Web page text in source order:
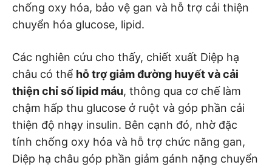
chống oxy hóa, bảo vệ gan và hỗ trợ cải thiện
chuyển hóa glucose, lipid.
Các nghiên cứu cho thấy, chiết xuất Diệp hạ
châu có thể hỗ trợ giảm đường huyết và cải
thiện chỉ số lipid máu, thông qua cơ chế làm
chậm hấp thu glucose ở ruột và góp phần cải
thiện độ nhạy insulin. Bên cạnh đó, nhờ đặc
tính chống oxy hóa và hỗ trợ chức năng gan,
Diệp hạ châu góp phần giảm gánh nặng chuyển